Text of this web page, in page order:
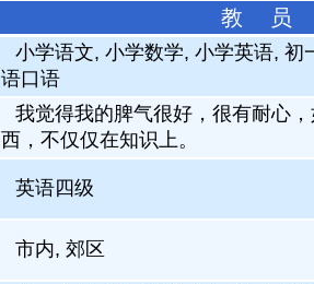
教 员
小学语文, 小学数学, 小学英语,
语口语
我觉得我的脾气很好，很有耐心
西，不仅仅在知识上。
英语四级
市内, 郊区